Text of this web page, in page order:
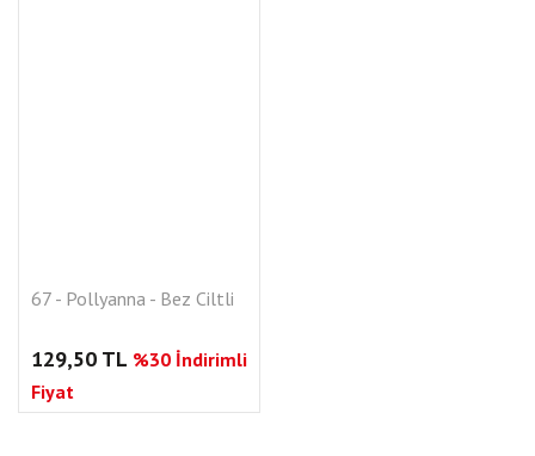
67 - Pollyanna - Bez Ciltli
129,50 TL %30 İndirimli
Fiyat